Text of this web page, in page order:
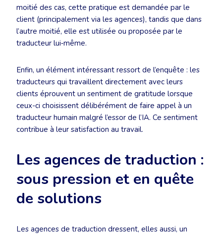
moitié des cas, cette pratique est demandée par le
client (principalement via les agences), tandis que dans
l’autre moitié, elle est utilisée ou proposée par le
traducteur lui‑même.
Enfin, un élément intéressant ressort de l’enquête : les
traducteurs qui travaillent directement avec leurs
clients éprouvent un sentiment de gratitude lorsque
ceux-ci choisissent délibérément de faire appel à un
traducteur humain malgré l’essor de l’IA. Ce sentiment
contribue à leur satisfaction au travail.
Les agences de traduction :
sous pression et en quête
de solutions
Les agences de traduction dressent, elles aussi, un